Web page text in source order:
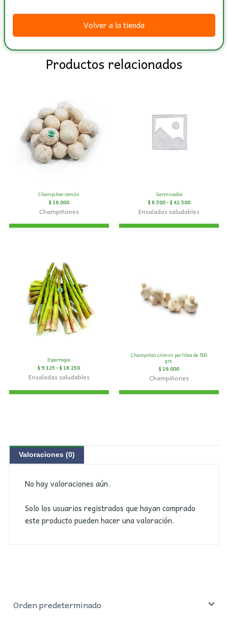
Volver a la tienda
Productos relacionados
Champiñon común
$ 16.000
Champiñones
Germinados
$ 8.500–$ 42.500
Ensaladas saludables
Esparragos
$ 9.125 –$ 18.250
Ensaladas saludables
Champiñon crímini por libra de 500
grs.
$ 16.000
Champiñones
Valoraciones (0)
No hay valoraciones aún.
Solo los usuarios registrados que hayan comprado
este producto pueden hacer una valoración.